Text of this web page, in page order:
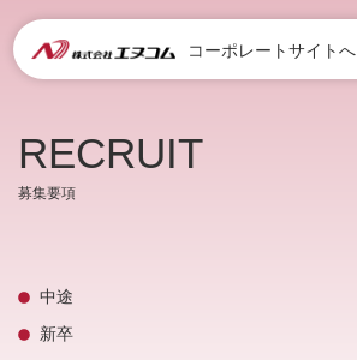
コーポレートサイトへ
RECRUIT
募集要項
中途
新卒